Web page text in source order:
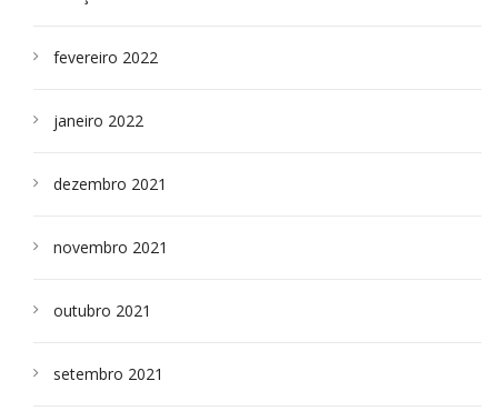
fevereiro 2022
janeiro 2022
dezembro 2021
novembro 2021
outubro 2021
setembro 2021